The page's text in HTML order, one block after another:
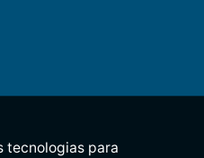
tecnologias para